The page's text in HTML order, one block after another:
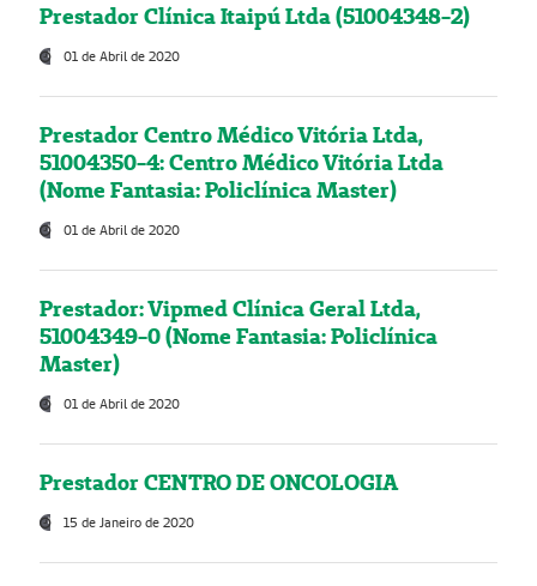
Prestador Clínica Itaipú Ltda (51004348-2)
01 de Abril de 2020
Prestador Centro Médico Vitória Ltda,
51004350-4: Centro Médico Vitória Ltda
(Nome Fantasia: Policlínica Master)
01 de Abril de 2020
Prestador: Vipmed Clínica Geral Ltda,
51004349-0 (Nome Fantasia: Policlínica
Master)
01 de Abril de 2020
Prestador CENTRO DE ONCOLOGIA
15 de Janeiro de 2020